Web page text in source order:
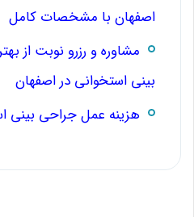
اصفهان با مشخصات کامل
مشاوره و رزرو نوبت از
بینی استخوانی در اصفهان
هزینه عمل جراحی بینی